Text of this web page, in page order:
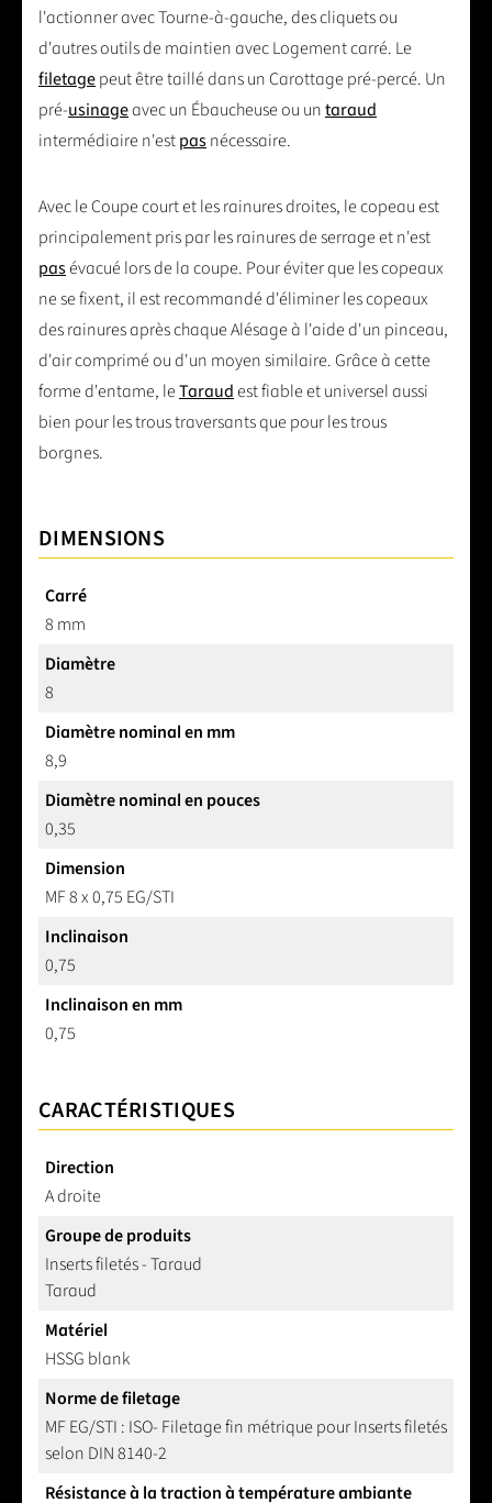
l'actionner avec Tourne-à-gauche, des cliquets ou
d'autres outils de maintien avec Logement carré. Le
filetagepeut être taillé dans un Carottage pré-percé. Un
pré-usinageavec un Ébaucheuse ou untaraud
intermédiaire n'estpasnécessaire.
Avec le Coupe court et les rainures droites, le copeau est
principalement pris par les rainures de serrage et n'est
pasévacué lors de la coupe. Pour éviter que les copeaux
ne se fixent, il est recommandé d'éliminer les copeaux
des rainures après chaque Alésage à l'aide d'un pinceau,
d'air comprimé ou d'un moyen similaire. Grâce à cette
forme d'entame, leTaraudest fiable et universel aussi
bien pour les trous traversants que pour les trous
borgnes.
DIMENSIONS
Carré
8 mm
Diamètre
8
Diamètre nominal en mm
8,9
Diamètre nominal en pouces
0,35
Dimension
MF 8 x 0,75 EG/STI
Inclinaison
0,75
Inclinaison en mm
0,75
CARACTÉRISTIQUES
Direction
A droite
Groupe de produits
Inserts filetés - Taraud
Taraud
Matériel
HSSG blank
Norme de filetage
MF EG/STI : ISO- Filetage fin métrique pour Inserts filetés
selon DIN 8140-2
Résistance à la traction à température ambiante